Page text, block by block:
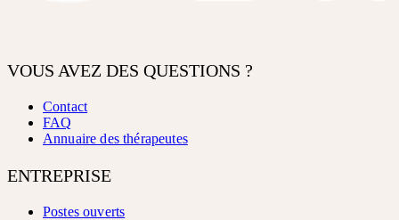
VOUS AVEZ DES QUESTIONS ?
Contact
FAQ
Annuaire des thérapeutes
ENTREPRISE
Postes ouverts